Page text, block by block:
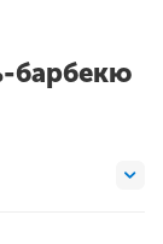
барбекю